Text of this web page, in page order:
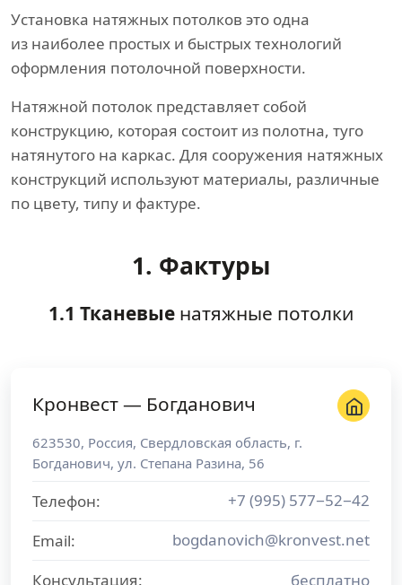
Установка натяжных потолков это одна
из наиболее простых и быстрых технологий
оформления потолочной поверхности.
Натяжной потолок представляет собой
конструкцию, которая состоит из полотна, туго
натянутого на каркас. Для сооружения натяжных
конструкций используют материалы, различные
по цвету, типу и фактуре.
1. Фактуры
1.1 Тканевые натяжные потолки
Кронвест — Богданович
623530, Россия, Свердловская область, г.
Богданович, ул. Степана Разина, 56
Телефон:
+7 (995) 577−52−42
Email:
bogdanovich@kronvest.net
Консультация:
бесплатно